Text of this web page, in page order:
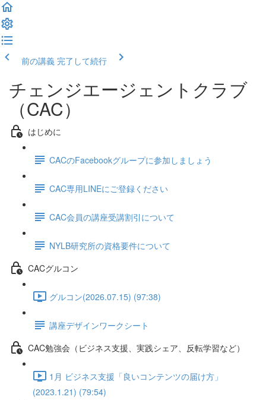
前の講義 完了して続行
チェンジエージェントクラブ
（CAC）
はじめに
CACのFacebookグループに参加しましょう
CAC専用LINEにご登録ください
CAC会員の講座受講割引について
NYLB研究所の資格要件について
CACグルコン
グルコン(2026.07.15) (97:38)
講座デザインワークシート
CAC勉強会（ビジネス支援、実践シェア、反転学習など）
1月 ビジネス支援「良いコンテンツの届け方」
(2023.1.21) (79:54)